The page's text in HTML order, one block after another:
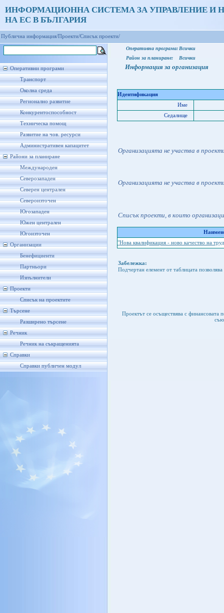
ИНФОРМАЦИОННА СИСТЕМА ЗА УПРАВЛЕНИЕ И
НА ЕС В БЪЛГАРИЯ
Публична информация/Проекти/Списък проекти/
Оперативни програми
Транспорт
Околна среда
Регионално развитие
Конкурентоспособност
Техническа помощ
Развитие на чов. ресурси
Административен капацитет
Райони за планиране
Международен
Северозападен
Северен централен
Североизточен
Югозападен
Южен централен
Югоизточен
Организации
Бенефициенти
Партньори
Изпълнители
Проекти
Списък на проектите
Търсене
Разширено търсене
Речник
Речник на съкращенията
Справки
Справки публичен модул
Оперативна програма: Всички
Район за планиране:
Всички
Информация за организация
Идентификация
Име
Седалище
Организацията не участва в
Организацията не участва в
Списък проекти, в които
"Нова квалификация - ново качество на
Забележка:
Подчертан елемент от таблицата
Проектът се осъществява с финансовата